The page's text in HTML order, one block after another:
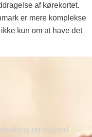
af kørekortet.
er mere komplekse
kun om at have det
og tryghed